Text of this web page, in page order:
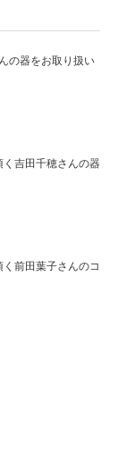
の器をお取り扱い
吉田千穂さんの器
前田葉子さんのコ